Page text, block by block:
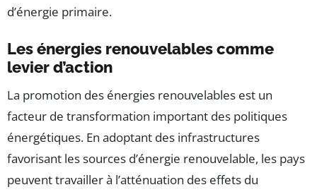
d’énergie primaire.
Les énergies renouvelables comme
levier d’action
La promotion des énergies renouvelables est un
facteur de transformation important des politiques
énergétiques. En adoptant des infrastructures
favorisant les sources d’énergie renouvelable, les pays
peuvent travailler à l’atténuation des effets du